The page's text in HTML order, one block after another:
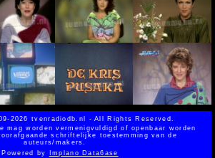
2026 tvenradiodb.nl - All Rights Reserved.
mag worden vermenigvuldigd of openbaar worden
schriftelijke toestemming van de
auteurs/makers.
Powered byImplano Data6ase